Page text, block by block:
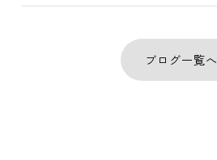
ブログ一覧へ